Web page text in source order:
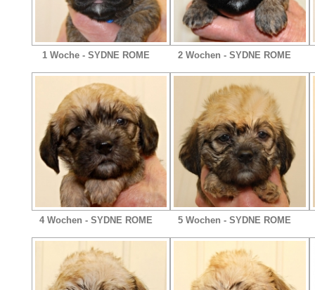
1 Woche - SYDNE ROME 2 Wochen - SYDNE ROME
4 Wochen - SYDNE ROME 5 Wochen - SYDNE ROME